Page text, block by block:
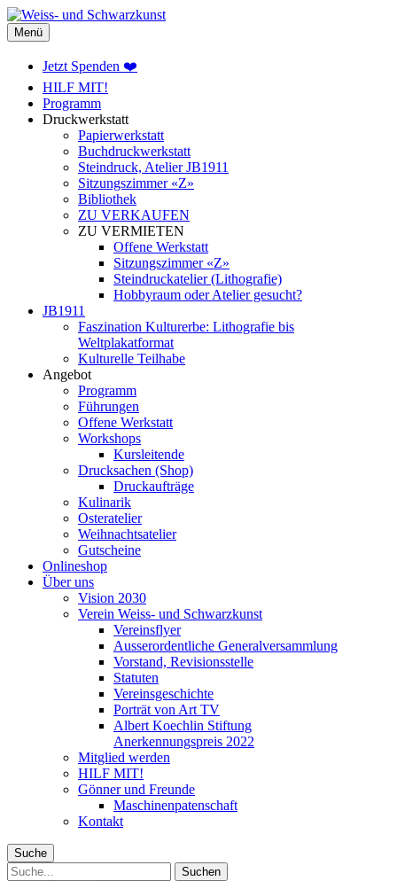
Weiss- und Schwarzkunst
Menü
Jetzt Spenden ❤️
HILF MIT!
Programm
Druckwerkstatt
Papierwerkstatt
Buchdruckwerkstatt
Steindruck, Atelier JB1911
Sitzungszimmer «Z»
Bibliothek
ZU VERKAUFEN
ZU VERMIETEN
Offene Werkstatt
Sitzungszimmer «Z»
Steindruckatelier (Lithografie)
Hobbyraum oder Atelier gesucht?
JB1911
Faszination Kulturerbe: Lithografie bis
Weltplakatformat
Kulturelle Teilhabe
Angebot
Programm
Führungen
Offene Werkstatt
Workshops
Kursleitende
Drucksachen (Shop)
Druckaufträge
Kulinarik
Osteratelier
Weihnachtsatelier
Gutscheine
Onlineshop
Über uns
Vision 2030
Verein Weiss- und Schwarzkunst
Vereinsflyer
Ausserordentliche Generalversammlung
Vorstand, Revisionsstelle
Statuten
Vereinsgeschichte
Porträt von Art TV
Albert Koechlin Stiftung
Anerkennungspreis 2022
Mitglied werden
HILF MIT!
Gönner und Freunde
Maschinenpatenschaft
Kontakt
Suche
Suche